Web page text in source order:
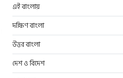
এই বাংলায়
দক্ষিণ বাংলা
উত্তর বাংলা
দেশ ও বিদেশ